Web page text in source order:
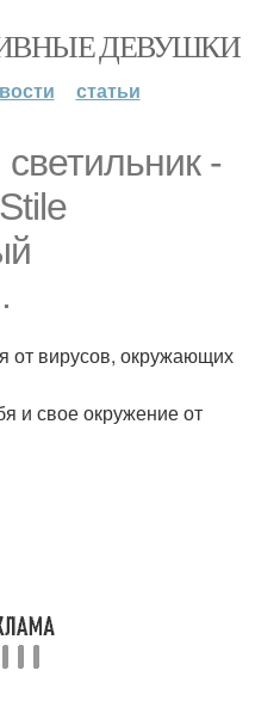
ДЕВУШКИ
статьи
-
от вирусов, окружающих
и свое окружение от